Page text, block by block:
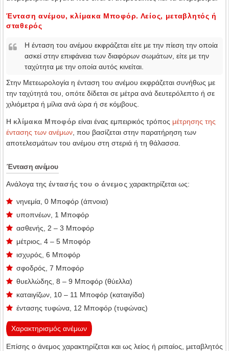
Ένταση ανέμου, κλίμακα Μποφόρ. Λείος, μεταβλητός ή
σταθερός
Η ένταση του ανέμου εκφράζεται είτε με την πίεση την οποία
ασκεί στην επιφάνεια των διαφόρων σωμάτων, είτε με την
ταχύτητα με την οποία αυτός κινείται.
Στην Μετεωρολογία η ένταση του ανέμου εκφράζεται συνήθως με
την ταχύτητά του, οπότε δίδεται σε μέτρα ανά δευτερόλεπτο ή σε
χιλιόμετρα ή μίλια ανά ώρα ή σε κόμβους.
Η κλίμακα Μποφόρ είναι ένας εμπειρικός τρόπος μέτρησης της
έντασης των ανέμων , που βασίζεται στην παρατήρηση των
αποτελεσμάτων του ανέμου στη στεριά ή τη θάλασσα.
Ένταση ανέμου
Ανάλογα της έντασής του ο άνεμος χαρακτηρίζεται ως:
νηνεμία, 0 Μποφόρ (άπνοια)
υποπνέων, 1 Μποφόρ
ασθενής, 2 – 3 Μποφόρ
μέτριος, 4 – 5 Μποφόρ
ισχυρός, 6 Μποφόρ
σφοδρός, 7 Μποφόρ
θυελλώδης, 8 – 9 Μποφόρ (θύελλα)
καταιγίζων, 10 – 11 Μποφόρ (καταιγίδα)
έντασης τυφώνα, 12 Μποφόρ (τυφώνας)
Χαρακτηρισμός ανέμων
Επίσης ο άνεμος χαρακτηρίζεται και ως λείος ή ριπαίος, μεταβλητός